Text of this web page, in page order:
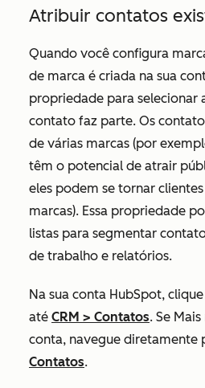
Atribuir contatos
Quando você configura
de marca é criada na sua
propriedade para selecionar
contato faz parte. Os
de várias marcas (por
têm o potencial de atrair
eles podem se tornar
marcas). Essa propriedade
listas para segmentar
de trabalho e relatórios.
Na sua conta HubSpot,
até CRM > Contatos. Se Mais
conta, navegue diretamente
Contatos.